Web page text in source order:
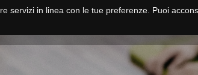
in linea con le tue preferenze. Puoi